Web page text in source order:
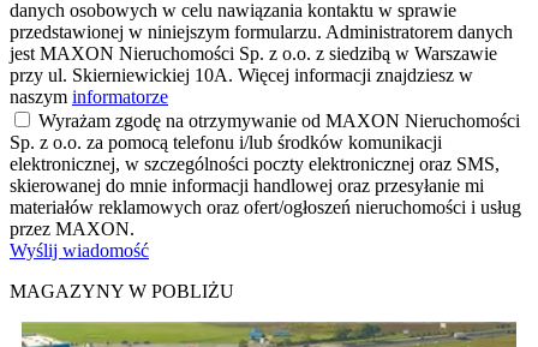
danych osobowych w celu nawiązania kontaktu w sprawie
przedstawionej w niniejszym formularzu. Administratorem danych
jest MAXON Nieruchomości Sp. z o.o. z siedzibą w Warszawie
przy ul. Skierniewickiej 10A. Więcej informacji znajdziesz w
naszym informatorze
Wyrażam zgodę na otrzymywanie od MAXON Nieruchomości
Sp. z o.o. za pomocą telefonu i/lub środków komunikacji
elektronicznej, w szczególności poczty elektronicznej oraz SMS,
skierowanej do mnie informacji handlowej oraz przesyłanie mi
materiałów reklamowych oraz ofert/ogłoszeń nieruchomości i usług
przez MAXON.
Wyślij wiadomość
MAGAZYNY W POBLIŻU